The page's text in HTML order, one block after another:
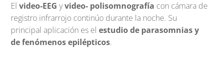
Elvideo-EEG yvideo- polisomnografía con cámara de
registro infrarrojo continúo durante la noche. Su
principal aplicación es el estudio de parasomnias y
de fenómenos epilépticos.